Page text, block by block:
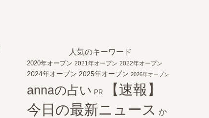
人気のキーワード
2020年オープン 2021年オープン 2022年オープン
2024年オープン 2025年オープン 2026年オープン
annaの占い PR
【速報】
今日の最新ニュース か